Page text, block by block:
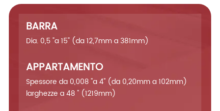
BARRA
Dia. 0,5 "a 15" (da 12,7mm a 381mm)
APPARTAMENTO
Spessore da 0,008 "a 4" (da 0,20mm a 102mm)
larghezze a 48 " (1219mm)